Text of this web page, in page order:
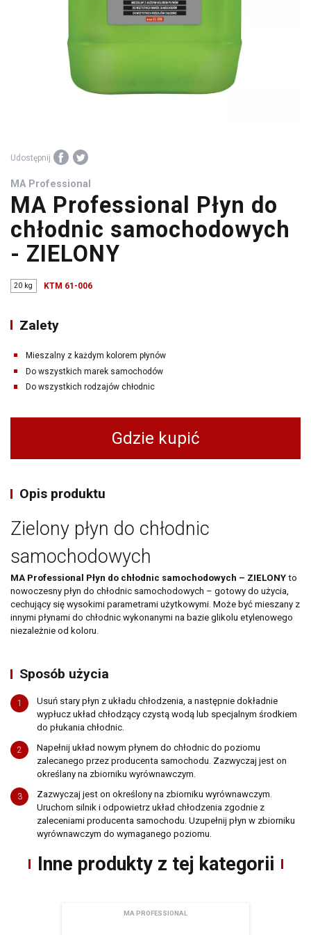
warsztatowe
Udostępnij
MA Professional
MA Professional Płyn do
chłodnic samochodowych
- ZIELONY
20 kg KTM 61-006
Zalety
Mieszalny z każdym kolorem płynów
Do wszystkich marek samochodów
Do wszystkich rodzajów chłodnic
Gdzie kupić
Opis produktu
Zielony płyn do chłodnic
samochodowych
MA Professional Płyn do chłodnic samochodowych – ZIELONY to
nowoczesny płyn do chłodnic samochodowych – gotowy do użycia,
cechujący się wysokimi parametrami użytkowymi. Może być mieszany z
innymi płynami do chłodnic wykonanymi na bazie glikolu etylenowego
niezależnie od koloru.
Sposób użycia
1
Usuń stary płyn z układu chłodzenia, a następnie dokładnie
wypłucz układ chłodzący czystą wodą lub specjalnym środkiem
do płukania chłodnic.
2
Napełnij układ nowym płynem do chłodnic do poziomu
zalecanego przez producenta samochodu. Zazwyczaj jest on
określany na zbiorniku wyrównawczym.
3
Zazwyczaj jest on określony na zbiorniku wyrównawczym.
Uruchom silnik i odpowietrz układ chłodzenia zgodnie z
zaleceniami producenta samochodu. Uzupełnij płyn w zbiorniku
wyrównawczym do wymaganego poziomu.
Inne produkty z tej kategorii
MA PROFESSIONAL
Newsletter
Adres email
pouczeniem dotyczącym prawa dostępu do treści moich danych i możliwości ich